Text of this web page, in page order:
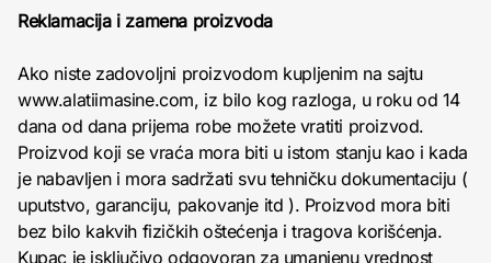
Reklamacija i zamena proizvoda
Ako niste zadovoljni proizvodom kupljenim na sajtu
www.alatiimasine.com, iz bilo kog razloga, u roku od 14
dana od dana prijema robe možete vratiti proizvod.
Proizvod koji se vraća mora biti u istom stanju kao i kada
je nabavljen i mora sadržati svu tehničku dokumentaciju (
uputstvo, garanciju, pakovanje itd ). Proizvod mora biti
bez bilo kakvih fizičkih oštećenja i tragova korišćenja.
Kupac je isključivo odgovoran za umanjenu vrednost